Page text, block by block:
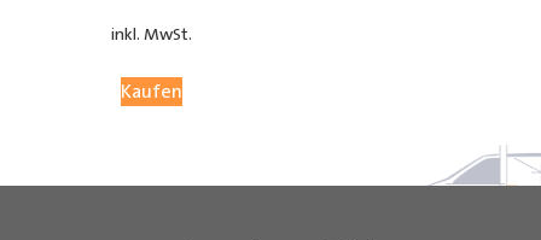
auch auf unseremYouTube Kanaleinfach und
inkl. MwSt.
Kaufen